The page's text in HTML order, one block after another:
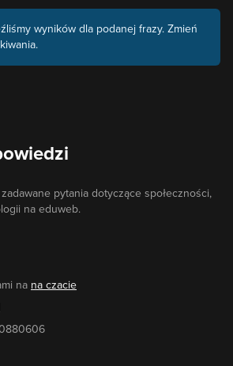
wyników dla podanej frazy. Zmień
pytania dotyczące społeczności,
na eduweb.
na na czacie